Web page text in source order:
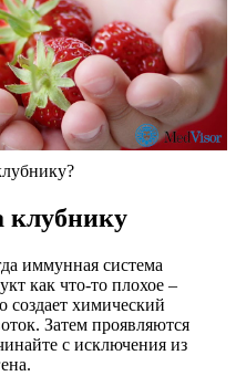
клубнику
иммунная система
как что-то плохое –
создает химический
Затем проявляются
с исключения из